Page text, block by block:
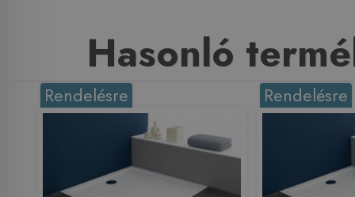
Hasonló
Rendelésre Rendelésre